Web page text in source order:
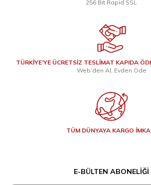
256 Bit Rapid SSL
TÜRKİYE’YE ÜCRETSİZ TESLİMAT KAPIDA
Web’den Al, Evden Öde
TÜM DÜNYAYA KARGO
E-BÜLTEN ABONELIĞI